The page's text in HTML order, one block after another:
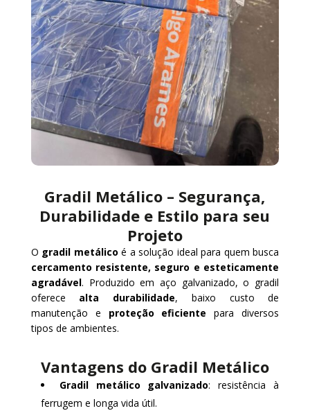
Gradil Metálico – Segurança,
Durabilidade e Estilo para seu
Projeto
O gradil metálico é a solução ideal para quem busca
cercamento resistente, seguro e esteticamente
agradável. Produzido em aço galvanizado, o gradil
oferece alta durabilidade, baixo custo de
manutenção e proteção eficiente para diversos
tipos de ambientes.
Vantagens do Gradil Metálico
Gradil metálico galvanizado: resistência à
ferrugem e longa vida útil.